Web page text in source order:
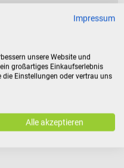
nicht bei
Waren, die aus
oder der Hygiene nicht
ihre Versiegelung nach
Impressum
unsere Website und
großartiges Einkaufserlebnis
Einstellungen oder vertrau uns
Alle akzeptieren